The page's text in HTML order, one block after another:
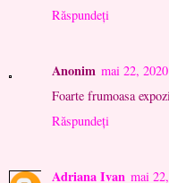
Răspundeți
Anonim mai 22, 2020
Foarte frumoasa
Răspundeți
Adriana Ivan mai